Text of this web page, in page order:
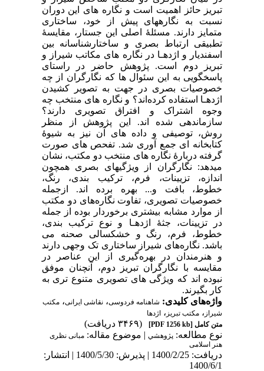
تبریز حائز اهمیت است و نگاره های این دوران
نسبت به نگارههای پیش از خود، ساختاری
متمایز دارند. مسئلۀ اصلی این جستار، مقایسۀ
تطبیقی ارتباط بصری و ساختارشناسانه بین
اسفندیار و اژدهـا در نگاره های مکاتب شیراز و
تبریز دوم است. پژوهش حاضر در راستای
پاسخگویی به این سئوال ها که نگارگران از چه
خصوصیات بصری در جهت به تصویر کشیدن
اژدهـا استفاده کرده‌اند؟ و نگاره های منتخب چه
وجوه اشتراک و افتراق تصویری دارند؟
سازماندهی شده اند. این پژوهش از منظر
روش، توصیفی و داده های آن نیز به شیوۀ
کتابخانه ای جمع آوری شد. تفحص های صورت
گرفته دربارۀ نگاره های منتخب دو مکتب، نشان
میدهد: نگارگران از ویژگیهای بصری همچون
اندازه، تزیینات، فرم، ترکیب بندی، رنگ،
خطوط، بافت و... بهره برده اند. ازجمله
خصوصیات تصویری، تفاوت‌ نگاره‌های دو مکتب
از موارد مشابه بیشتری برخوردار بوده از جمله
در تزیینات، جثۀ اژدهـا و نوع ترکیب بندی،
خطوط، فرم، رنگ و خشکسالی صحنه می
باشد. نگاره‌های شیراز ساختاری تک ‌وجهی دارند
و هنرمندان در بهره‌گیری از این عناصر در
مقایسه با نگارگران تبریز دوم، آنچنان موفق
نبوده اند که ویژگی های تصویری متنوع تری به
کار بگیرند.
واژه‌های کلیدی: شاهنامه فردوسی، نقاشی ایرانی، مکتب
شیراز ، مکتب تبریز ، اژدها
متن کامل [PDF 1256 kb]
(۳۴۶۹ دریافت)
نوع مطالعه: پژوهشي| موضوع مقاله: مبانی نظری
هنر اسلامی
دریافت: 1400/2/25 | پذیرش: 1400/5/30 | انتشار:
1400/6/1